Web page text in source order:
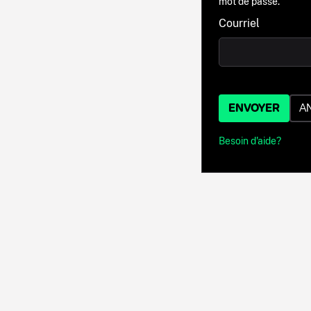
Courriel
ENVOYER
Besoin d'aide?